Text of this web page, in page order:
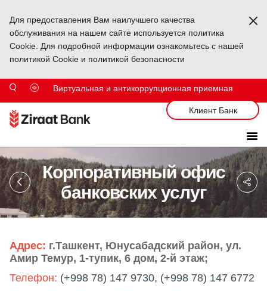
Для предоставления Вам наилучшего качества
обслуживания на нашем сайте используется политика
Cookie. Для подробной информации ознакомьтесь с нашей
политикой Cookie и политикой безопасности
Виртуальная и антикоррупционная приемная
Клиент Банк
Корпоративный офис
банковских услуг
Адрес: г.Ташкент, Юнусабадский район, ул.
Амир Темур, 1-тупик, 6 дом, 2-й этаж;
Телефон: (+998 78) 147 9730, (+998 78) 147 6772